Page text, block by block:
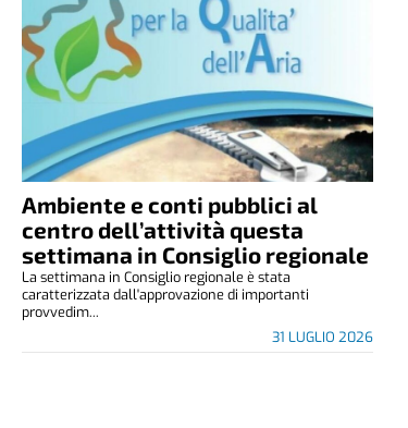
Ambiente e conti pubblici al
centro dell’attività questa
settimana in Consiglio regionale
31 LUGLIO 2026
La settimana in Consiglio regionale è stata
caratterizzata dall'approvazione di importanti
provvedim...